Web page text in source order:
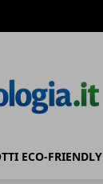
ECO-FRIENDLY